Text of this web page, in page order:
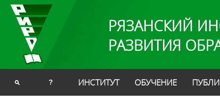
РЯЗАНСКИЙ
РАЗВИТИЯ
? ИНСТИТУТ ОБУЧЕНИЕ